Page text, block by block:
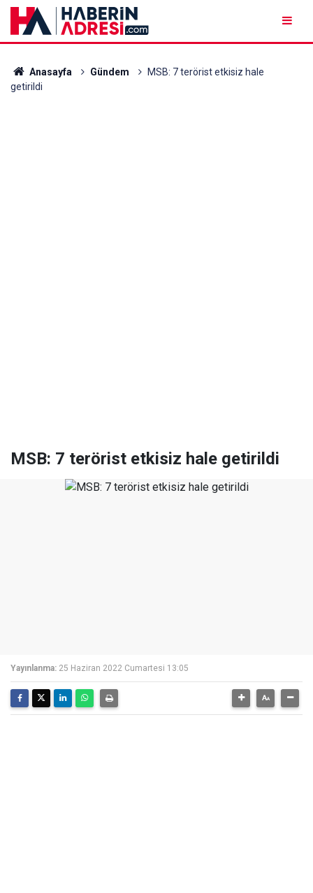
Anasayfa Gündem
MSB: 7 terörist etkisiz hale
getirildi
MSB: 7 terörist etkisiz hale getirildi
Yayınlanma: 25 Haziran 2022 Cumartesi 13:05